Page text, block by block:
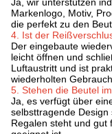
Markenlogo, Motiv,
die perfekt zu den
4. Ist der
Der eingebaute
leicht öffnen und
Luftaustritt und ist
wiederholten Gebrauch.
5. Stehen die Beutel
Ja, es verfügt über
selbsttragende
Regalen steht und gut